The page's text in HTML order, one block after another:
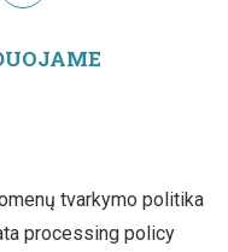
tvarkymo politika
processing policy